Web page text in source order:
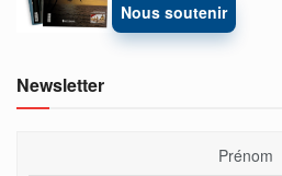
Nous soutenir
Newsletter
Prénom